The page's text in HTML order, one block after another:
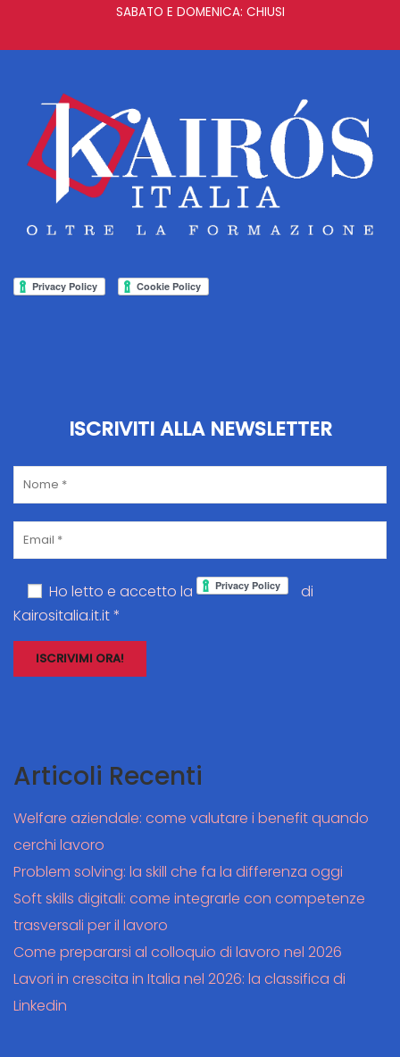
SABATO E DOMENICA: CHIUSI
ISCRIVITI ALLA NEWSLETTER
Ho letto e accetto la
di
Kairositalia.it.it *
Articoli Recenti
Welfare aziendale: come valutare i benefit quando
cerchi lavoro
Problem solving: la skill che fa la differenza oggi
Soft skills digitali: come integrarle con competenze
trasversali per il lavoro
Come prepararsi al colloquio di lavoro nel 2026
Lavori in crescita in Italia nel 2026: la classifica di
Linkedin